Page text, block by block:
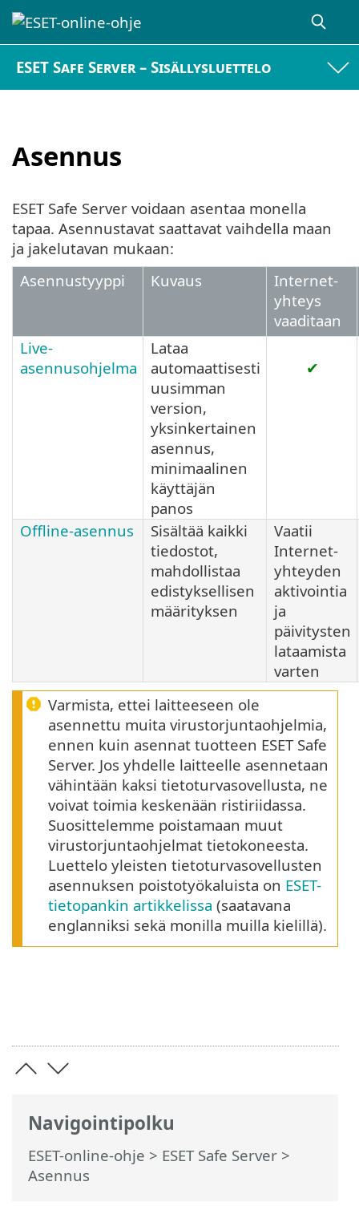
ESET Safe Server – Sisällysluettelo
Asennus
Navigointipolku
ESET-online-ohje > ESET Safe Server >
Asennus
ESET Safe Server voidaan asentaa monella
tapaa. Asennustavat saattavat vaihdella maan
ja jakelutavan mukaan:
Asennustyyppi
Kuvaus
Internet-
yhteys
vaaditaan
Live-
asennusohjelma
Lataa
automaattisesti
uusimman
version,
yksinkertainen
asennus,
minimaalinen
käyttäjän
panos
✔
Offline-asennus
Sisältää kaikki
tiedostot,
mahdollistaa
edistyksellisen
määrityksen
Vaatii
Internet-
yhteyden
aktivointia
ja
päivitysten
lataamista
varten
Varmista, ettei laitteeseen ole
asennettu muita virustorjuntaohjelmia,
ennen kuin asennat tuotteen ESET Safe
Server. Jos yhdelle laitteelle asennetaan
vähintään kaksi tietoturvasovellusta, ne
voivat toimia keskenään ristiriidassa.
Suosittelemme poistamaan muut
virustorjuntaohjelmat tietokoneesta.
Luettelo yleisten tietoturvasovellusten
asennuksen poistotyökaluista on ESET-
tietopankin artikkelissa (saatavana
englanniksi sekä monilla muilla kielillä).